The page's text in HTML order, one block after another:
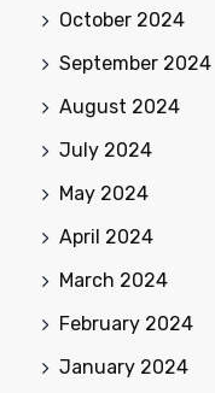
October 2024
September 2024
August 2024
July 2024
May 2024
April 2024
March 2024
February 2024
January 2024